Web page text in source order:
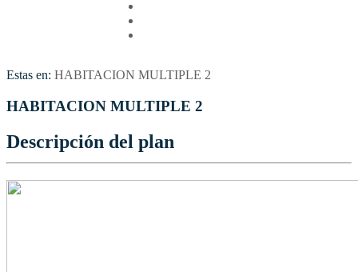
Estas en: HABITACION MULTIPLE 2
HABITACION MULTIPLE 2
Descripción del plan